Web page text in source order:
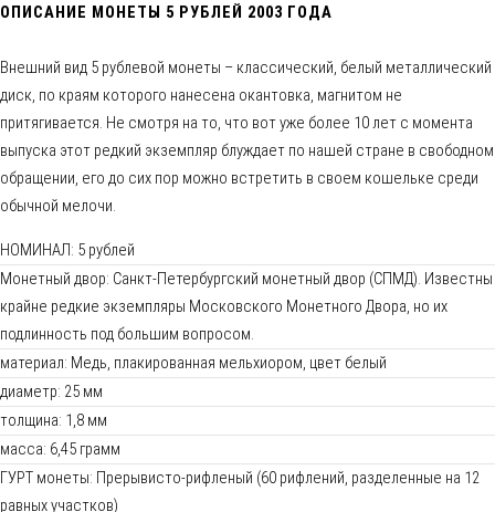
ОПИСАНИЕ МОНЕТЫ 5 РУБЛЕЙ 2003 ГОДА
Внешний вид 5 рублевой монеты – классический, белый металлический
диск, по краям которого нанесена окантовка, магнитом не
притягивается. Не смотря на то, что вот уже более 10 лет с момента
выпуска этот редкий экземпляр блуждает по нашей стране в свободном
обращении, его до сих пор можно встретить в своем кошельке среди
обычной мелочи.
НОМИНАЛ: 5 рублей
Монетный двор: Санкт-Петербургский монетный двор (СПМД). Известны
крайне редкие экземпляры Московского Монетного Двора, но их
подлинность под большим вопросом.
материал: Медь, плакированная мельхиором, цвет белый
диаметр: 25 мм
толщина: 1,8 мм
масса: 6,45 грамм
ГУРТ монеты: Прерывисто-рифленый (60 рифлений, разделенные на 12
равных участков)